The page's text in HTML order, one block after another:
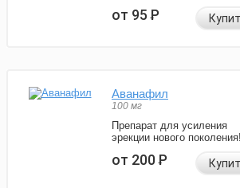
от 95Р
Аванафил
100 мг
Препарат для усиления
эрекции нового поколения!
от 200Р